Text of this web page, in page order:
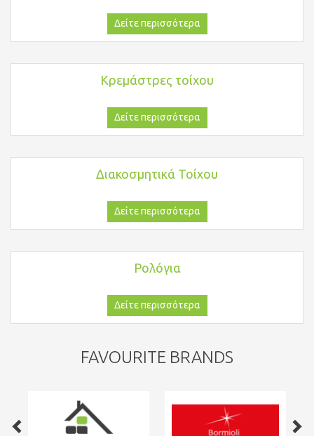
Δείτε περισσότερα
Κρεμάστρες τοίχου
Δείτε περισσότερα
Διακοσμητικά Τοίχου
Δείτε περισσότερα
Ρολόγια
Δείτε περισσότερα
FAVOURITE BRANDS